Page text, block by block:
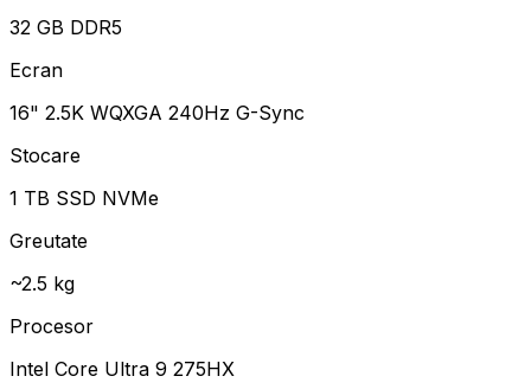
32 GB DDR5
Ecran
16" 2.5K WQXGA 240Hz G-Sync
Stocare
1 TB SSD NVMe
Greutate
~2.5 kg
Procesor
Intel Core Ultra 9 275HX